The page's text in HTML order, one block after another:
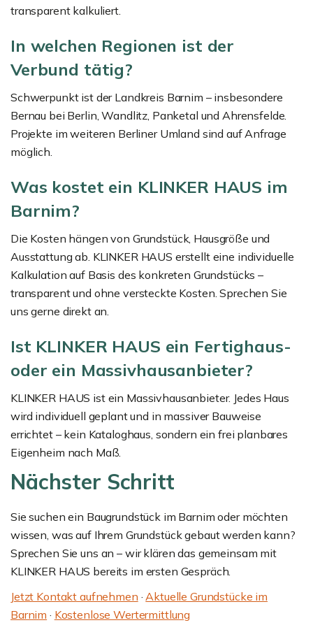
transparent kalkuliert.
In welchen Regionen ist der
Verbund tätig?
Schwerpunkt ist der Landkreis Barnim – insbesondere
Bernau bei Berlin, Wandlitz, Panketal und Ahrensfelde.
Projekte im weiteren Berliner Umland sind auf Anfrage
möglich.
Was kostet ein KLINKER HAUS im
Barnim?
Die Kosten hängen von Grundstück, Hausgröße und
Ausstattung ab. KLINKER HAUS erstellt eine individuelle
Kalkulation auf Basis des konkreten Grundstücks –
transparent und ohne versteckte Kosten. Sprechen Sie
uns gerne direkt an.
Ist KLINKER HAUS ein Fertighaus-
oder ein Massivhausanbieter?
KLINKER HAUS ist ein Massivhausanbieter. Jedes Haus
wird individuell geplant und in massiver Bauweise
errichtet – kein Kataloghaus, sondern ein frei planbares
Eigenheim nach Maß.
Nächster Schritt
Sie suchen ein Baugrundstück im Barnim oder möchten
wissen, was auf Ihrem Grundstück gebaut werden kann?
Sprechen Sie uns an – wir klären das gemeinsam mit
KLINKER HAUS bereits im ersten Gespräch.
Jetzt Kontakt aufnehmen ·Aktuelle Grundstücke im
Barnim · Kostenlose Wertermittlung